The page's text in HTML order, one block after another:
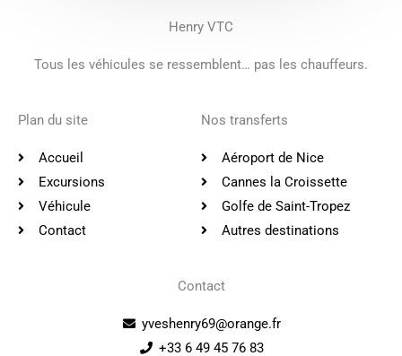
Henry VTC
Tous les véhicules se ressemblent… pas les chauffeurs.
Plan du site
Accueil
Excursions
Véhicule
Contact
Nos transferts
Aéroport de Nice
Cannes la Croissette
Golfe de Saint-Tropez
Autres destinations
Contact
yveshenry69@orange.fr
+33 6 49 45 76 83